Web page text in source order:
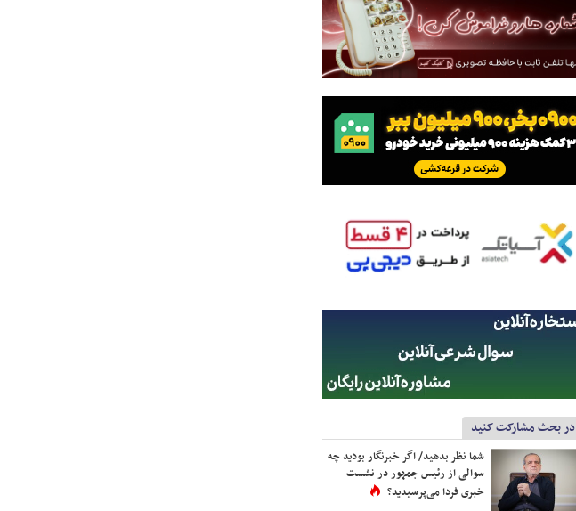
در بحث مشارکت کنید
شما نظر بدهید/ اگر خبرنگار بودید چه
سوالی از رئیس جمهور در نشست
خبری فردا می‌پرسیدید؟